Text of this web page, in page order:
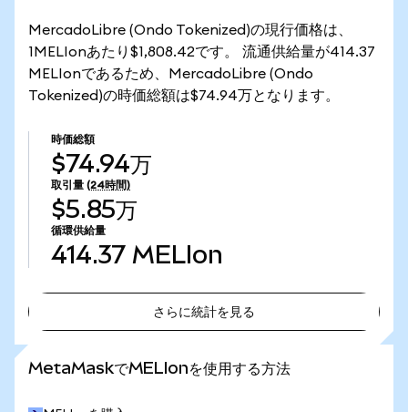
MercadoLibre (Ondo Tokenized)の現行価格は、
1MELIonあたり$1,808.42です。 流通供給量が414.37
MELIonであるため、MercadoLibre (Ondo
Tokenized)の時価総額は$74.94万となります。
時価総額
$74.94万
取引量 (24時間)
$5.85万
循環供給量
414.37 MELIon
さらに統計を見る
MetaMaskでMELIonを使用する方法